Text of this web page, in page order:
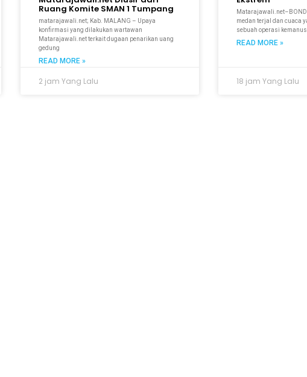
Ruang Komite SMAN 1 Tumpang
matarajawali.net; Kab. MALANG – Upaya
konfirmasi yang dilakukan wartawan
Matarajawali.net terkait dugaan penarikan uang
gedung
READ MORE »
2 jam Yang Lalu
medan terjal dan cuaca
sebuah operasi
READ MORE »
18 jam Yang Lalu